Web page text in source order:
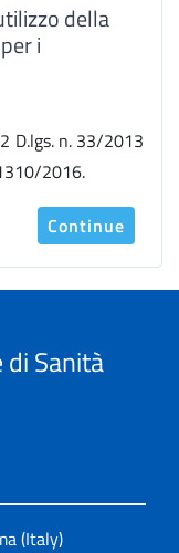
della
i
D.lgs. n. 33/2013
2016.
Continue
Sanità
(Italy)